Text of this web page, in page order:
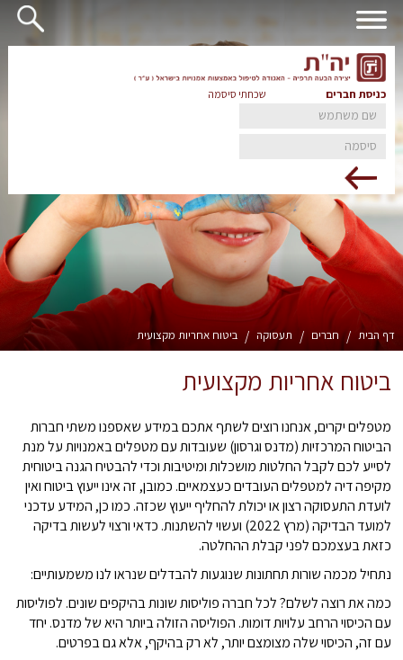
כניסת חברים שכחתי סיסמה
דף הבית / חברים / תעסוקה / ביטוח אחריות מקצועית
ביטוח אחריות מקצועית
מטפלים יקרים, אנחנו רוצים לשתף אתכם במידע שאספנו משתי חברות
הביטוח המרכזיות (מדנס וגרסון) שעובדות עם מטפלים באמנויות על מנת
לסייע לכם לקבל החלטות מושכלות ומיטיבות וכדי להבטיח הגנה ביטוחית
מקיפה דיה למטפלים העובדים כעצמאיים. כמובן, זה אינו ייעוץ ביטוח ואין
לועדת התעסוקה רצון או יכולת להחליף ייעוץ שכזה. כמו כן, המידע עדכני
למועד הבדיקה (מרץ 2022) ועשוי להשתנות. כדאי ורצוי לעשות בדיקה
כזאת בעצמכם לפני קבלת ההחלטה.
נתחיל מכמה שורות תחתונות שנוגעות להבדלים שנראו לנו משמעותיים:
כמה את רוצה לשלם? לכל חברה פוליסות שונות בהיקפים שונים. לפוליסות
עם הכיסוי הרחב עלויות דומות. הפוליסה הזולה ביותר היא של מדנס. יחד
עם זה, הכיסוי שלה מצומצם יותר, לא רק בהיקף, אלא גם בפרטים.